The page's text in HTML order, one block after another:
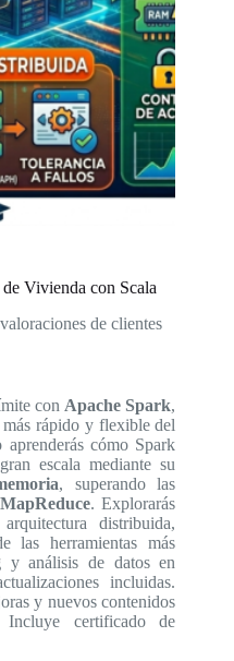
Vivienda con Scala
valoraciones de clientes
con Apache Spark,
rápido y flexible del
aprenderás cómo Spark
escala mediante su
, superando las
MapReduce. Explorarás
distribuida,
las herramientas más
y análisis de datos en
incluidas.
y nuevos contenidos
certificado de